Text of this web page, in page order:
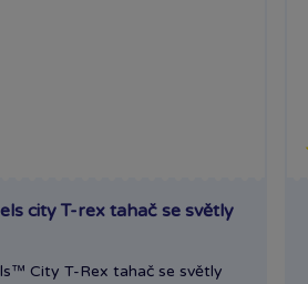
city T-rex tahač se světly
City T-Rex tahač se světly